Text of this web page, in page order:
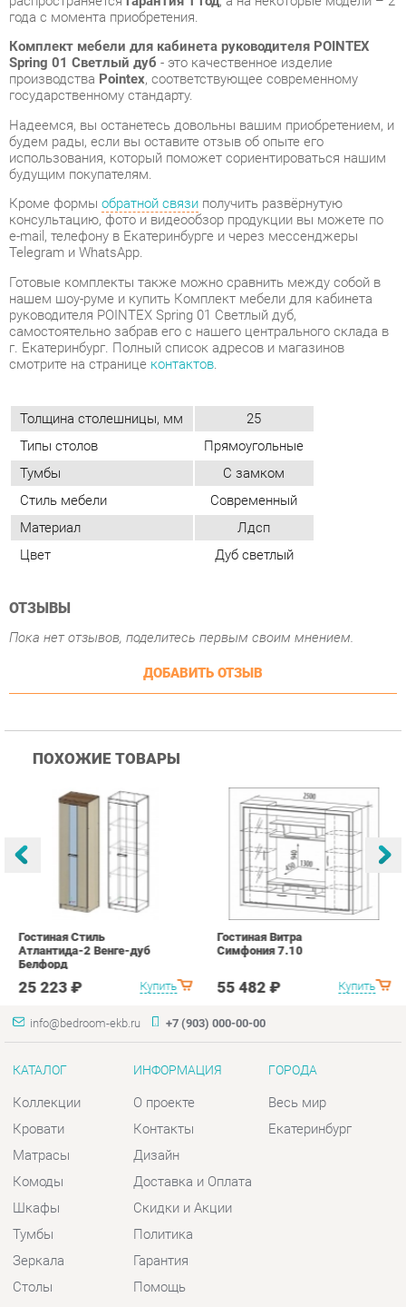
Надеемся, вы останетесь довольны вашим приобретением, и
будем рады, если вы оставите отзыв об опыте его
использования, который поможет сориентироваться нашим
будущим покупателям.
Кроме формы обратной связиполучить развёрнутую
консультацию, фото и видеообзор продукции вы можете по
e-mail, телефону в Екатеринбурге и через мессенджеры
Telegram и WhatsApp.
Готовые комплекты также можно сравнить между собой в
нашем шоу-руме и купить Комплект мебели для кабинета
самостоятельно забрав его с нашего центрального склада в
г. Екатеринбург. Полный список адресов и магазинов
смотрите на страницеконтактов.
Толщина столешницы, мм
25
Типы столов
Прямоугольные
Тумбы
С замком
Стиль мебели
Современный
Цвет Дуб светлый
ОТЗЫВЫ
Пока нет отзывов, поделитесь первым своим мнением.
ДОБАВИТЬ ОТЗЫВ
ПОХОЖИЕ ТОВАРЫ
Атлантида-2 Венге-дуб
Купить
Гостиная Витра
Симфония 7.10
55 482 ₽
info@bedroom-ekb.ru +7 (903) 000-00-00
Коллекции
Кровати
Комоды
Тумбы
Зеркала
Столы
Мягкая мебель
Комплектующие
ИНФОРМАЦИЯ
О проекте
Дизайн
Доставка и Оплата
Политика
Гарантия
Помощь
ГОРОДА
Весь мир
КОНТАКТЫ
Шоурум и склад самовывоза